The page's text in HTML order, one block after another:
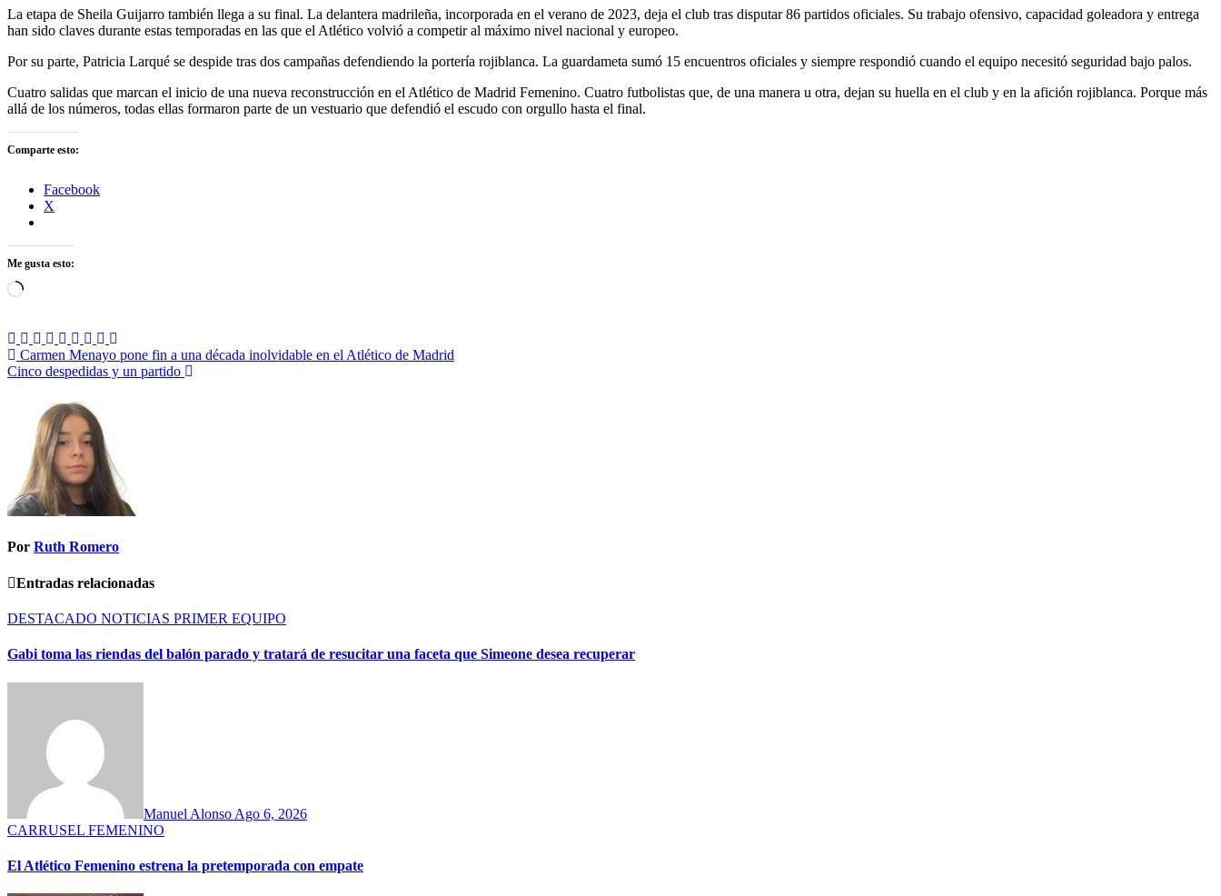
La etapa de Sheila Guijarro también llega a su final. La delantera madrileña, incorporada en el verano de 2023, deja el club tras disputar 86 partidos oficiales. Su trabajo ofensivo, capacidad goleadora y entrega
han sido claves durante estas temporadas en las que el Atlético volvió a competir al máximo nivel nacional y europeo.
Por su parte, Patricia Larqué se despide tras dos campañas defendiendo la portería rojiblanca. La guardameta sumó 15 encuentros oficiales y siempre respondió cuando el equipo necesitó seguridad bajo palos.
Cuatro salidas que marcan el inicio de una nueva reconstrucción en el Atlético de Madrid Femenino. Cuatro futbolistas que, de una manera u otra, dejan su huella en el club y en la afición rojiblanca. Porque más
allá de los números, todas ellas formaron parte de un vestuario que defendió el escudo con orgullo hasta el final.
Comparte esto:
Facebook
X
Me gusta esto:
Cargando...
Navegación
de
entradas
Carmen Menayo pone fin a una década inolvidable en el Atlético de Madrid
Cinco despedidas y un partido
Por Ruth Romero
Entradas relacionadas
DESTACADO NOTICIAS PRIMER EQUIPO
Gabi toma las riendas del balón parado y tratará de resucitar una faceta que Simeone desea recuperar
Manuel Alonso Ago 6, 2026
CARRUSEL FEMENINO
El Atlético Femenino estrena la pretemporada con empate